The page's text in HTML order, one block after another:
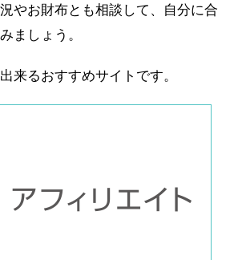
やお財布とも相談して、自分に合
ましょう。
来るおすすめサイトです。